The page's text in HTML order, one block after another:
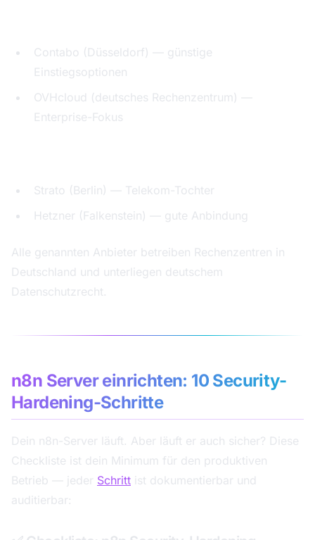
Contabo (Düsseldorf) — günstige
Einstiegsoptionen
OVHcloud (deutsches Rechenzentrum) —
Enterprise-Fokus
Strato (Berlin) — Telekom-Tochter
Hetzner (Falkenstein) — gute Anbindung
Alle genannten Anbieter betreiben Rechenzentren in
Deutschland und unterliegen deutschem
Datenschutzrecht.
n8n Server einrichten: 10 Security-
Hardening-Schritte
Dein n8n-Server läuft. Aber läuft er auch sicher? Diese
Checkliste ist dein Minimum für den produktiven
Betrieb — jeder Schritt ist dokumentierbar und
auditierbar: